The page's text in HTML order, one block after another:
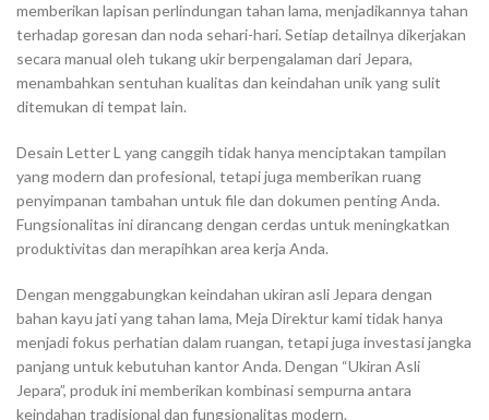
memberikan lapisan perlindungan tahan lama, menjadikannya tahan
terhadap goresan dan noda sehari-hari. Setiap detailnya dikerjakan
secara manual oleh tukang ukir berpengalaman dari Jepara,
menambahkan sentuhan kualitas dan keindahan unik yang sulit
ditemukan di tempat lain.
Desain Letter L yang canggih tidak hanya menciptakan tampilan
yang modern dan profesional, tetapi juga memberikan ruang
penyimpanan tambahan untuk file dan dokumen penting Anda.
Fungsionalitas ini dirancang dengan cerdas untuk meningkatkan
produktivitas dan merapihkan area kerja Anda.
Dengan menggabungkan keindahan ukiran asli Jepara dengan
bahan kayu jati yang tahan lama, Meja Direktur kami tidak hanya
menjadi fokus perhatian dalam ruangan, tetapi juga investasi jangka
panjang untuk kebutuhan kantor Anda. Dengan “Ukiran Asli
Jepara”, produk ini memberikan kombinasi sempurna antara
keindahan tradisional dan fungsionalitas modern.